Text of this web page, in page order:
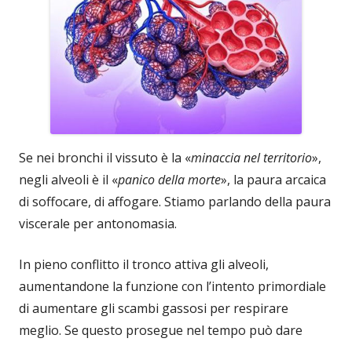
Se nei bronchi il vissuto è la «minaccia nel territorio»,
negli alveoli è il «panico della morte», la paura arcaica
di soffocare, di affogare. Stiamo parlando della paura
viscerale per antonomasia.
In pieno conflitto il tronco attiva gli alveoli,
aumentandone la funzione con l’intento primordiale
di aumentare gli scambi gassosi per respirare
meglio. Se questo prosegue nel tempo può dare